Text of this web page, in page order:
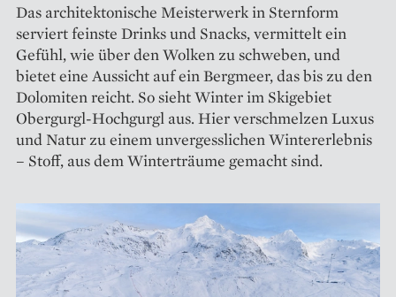
Das architektonische Meisterwerk in Sternform
serviert feinste Drinks und Snacks, vermittelt ein
Gefühl, wie über den Wolken zu schweben, und
bietet eine Aussicht auf ein Bergmeer, das bis zu den
Dolomiten reicht. So sieht Winter im Skigebiet
Obergurgl-Hochgurgl aus. Hier verschmelzen Luxus
und Natur zu einem unvergesslichen Wintererlebnis
– Stoff, aus dem Winterträume gemacht sind.